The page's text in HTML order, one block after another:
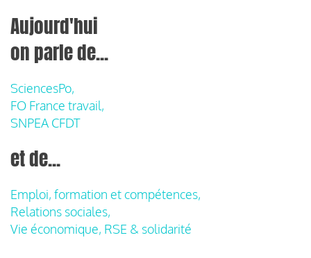
Aujourd'hui
on parle de...
SciencesPo,
FO France travail,
SNPEA CFDT
et de...
Emploi, formation et compétences,
Relations sociales,
Vie économique, RSE & solidarité